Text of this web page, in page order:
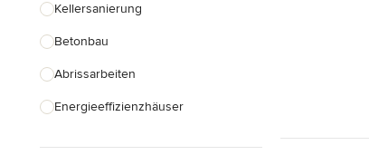
Kellersanierung
Betonbau
Abrissarbeiten
Energieeffizienzhäuser